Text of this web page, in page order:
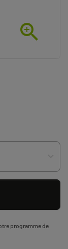

programme de